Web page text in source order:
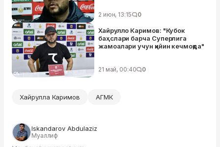
2 июн, 13:15 0
Хайрулло Каримов: "Кубок
баҳслари барча Суперлига
жамоалари учун қийин кечмоқда"
21 май, 00:40 0
Хайрулла Каримов АГМК
Iskandarov Abdulaziz
Муаллиф